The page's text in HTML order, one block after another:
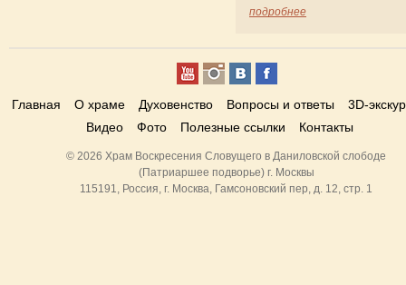
подробнее
Главная О храме Духовенство Вопросы и ответы
3D-
Видео
Фото Полезные ссылки Контакты
© 2026 Храм Воскресения Словущего в Даниловской слободе
(Патриаршее подворье) г. Москвы
115191, Россия, г. Москва, Гамсоновский пер, д. 12, стр. 1